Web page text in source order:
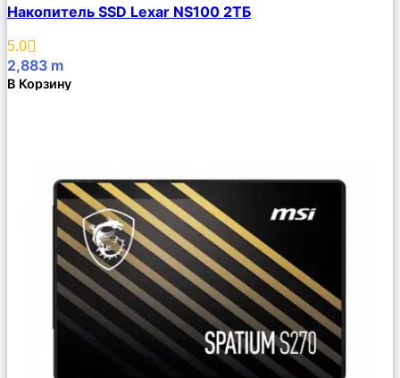
Описание
Избранное
Накопитель SSD Lexar NS100 2ТБ
5.0
2,883 m
В Корзину